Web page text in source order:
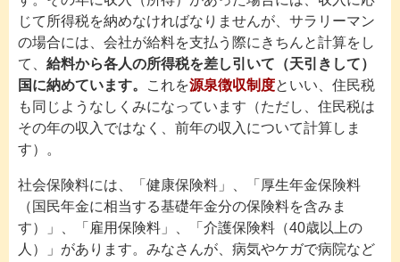
じて所得税を納めなければなりませんが、サラリーマン
の場合には、会社が給料を支払う際にきちんと計算をし
て、 給料から各人の所得税を差し引いて（天引きして）
国に納めています。
これを源泉徴収制度といい、住民税
も同じようなしくみになっています（ただし、住民税は
その年の収入ではなく、前年の収入について計算しま
す）。
社会保険料には、「健康保険料」、「厚生年金保険料
（国民年金に相当する基礎年金分の保険料を含みま
す）」、「雇用保険料」、「介護保険料（40歳以上の
人）」があります。みなさんが、病気やケガで病院など